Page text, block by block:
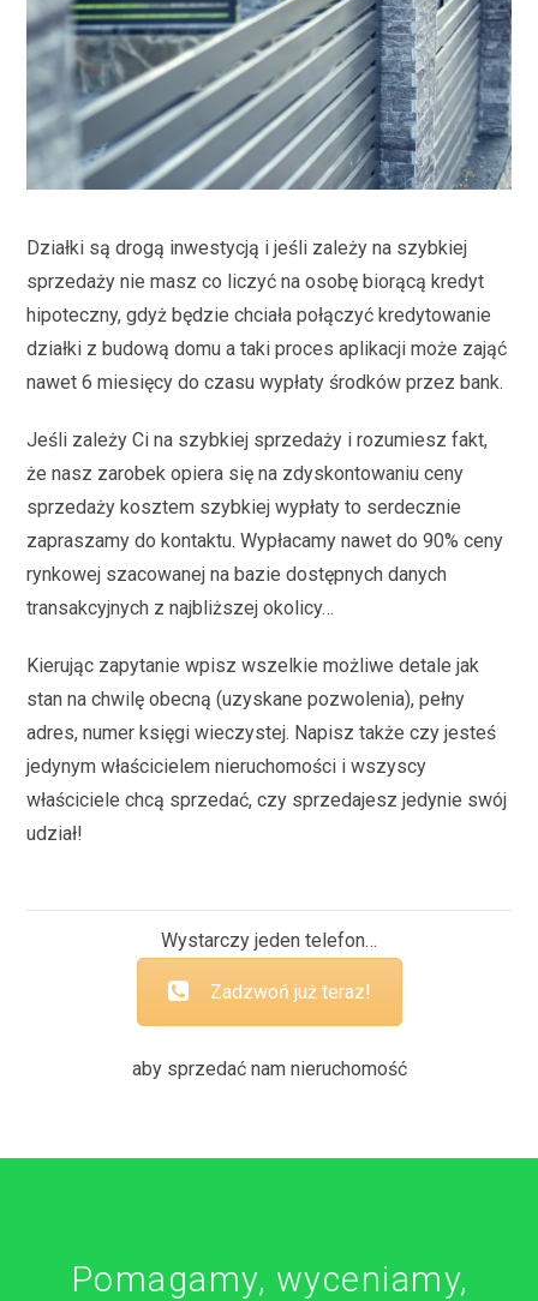
Działki są drogą inwestycją i jeśli zależy na szybkiej
sprzedaży nie masz co liczyć na osobę biorącą kredyt
hipoteczny, gdyż będzie chciała połączyć kredytowanie
działki z budową domu a taki proces aplikacji może zająć
nawet 6 miesięcy do czasu wypłaty środków przez bank.
Jeśli zależy Ci na szybkiej sprzedaży i rozumiesz fakt,
że nasz zarobek opiera się na zdyskontowaniu ceny
sprzedaży kosztem szybkiej wypłaty to serdecznie
zapraszamy do kontaktu. Wypłacamy nawet do 90% ceny
rynkowej szacowanej na bazie dostępnych danych
transakcyjnych z najbliższej okolicy…
Kierując zapytanie wpisz wszelkie możliwe detale jak
stan na chwilę obecną (uzyskane pozwolenia), pełny
adres, numer księgi wieczystej. Napisz także czy jesteś
jedynym właścicielem nieruchomości i wszyscy
właściciele chcą sprzedać, czy sprzedajesz jedynie swój
udział!
Wystarczy jeden telefon…
Zadzwoń już teraz!
aby sprzedać nam nieruchomość
Pomagamy, wyceniamy,